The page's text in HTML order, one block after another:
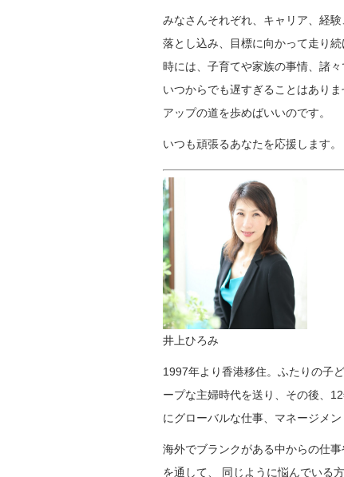
みなさんそれぞれ、キャリア、経
落とし込み、目標に向かって走り続
時には、子育てや家族の事情、諸
いつからでも遅すぎることはあり
アップの道を歩めばいいのです。
いつも頑張るあなたを応援します。
井上ひろみ
1997年より香港移住。ふたりの子
ープな主婦時代を送り、その後、
にグローバルな仕事、マネージメン
海外でブランクがある中からの仕
を通して、 同じように悩んでいる